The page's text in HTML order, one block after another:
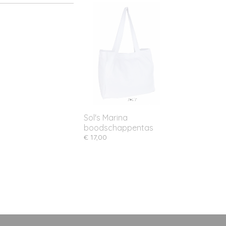
Sol's Marina
boodschappentas
€ 17,00